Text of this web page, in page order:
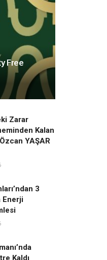
Free
Zarar
Kalan
YAŞAR
3
Enerji
Kaldı